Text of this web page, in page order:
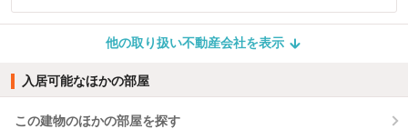
他の取り扱い不動産会社を表示
入居可能なほかの部屋
この建物のほかの部屋を探す